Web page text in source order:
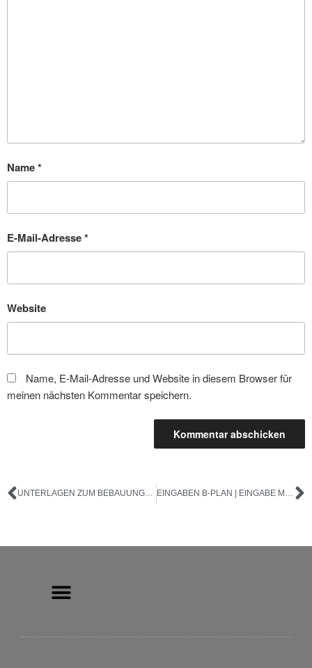
Name*
E-Mail-Adresse*
Website
Name, E-Mail-Adresse und Website in diesem Browser für
meinen nächsten Kommentar speichern.
UNTERLAGEN ZUM BEBAUUNGSPLAN EINGABEN B-PLAN | EINGABE MEHRERER NACHHALTIGKEITSGRUPPEN